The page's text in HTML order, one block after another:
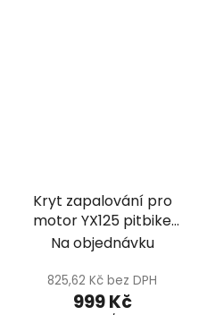
Kryt zapalování pro
motor YX125 pitbike
YCF
Na objednávku
825,62 Kč bez DPH
999 Kč